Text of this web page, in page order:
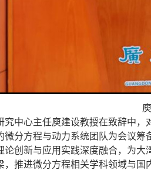
究中心主任庾建设教授在致辞中
微分方程与动力系统团队为会议
论创新与应用实践深度融合，为
，推进微分方程相关学科领域与